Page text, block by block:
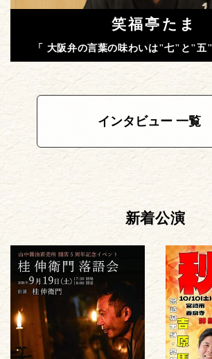
笑福亭たま
「 大阪弁の言葉の味わいは"七"と"五"
インタビュー 一覧
新着公演